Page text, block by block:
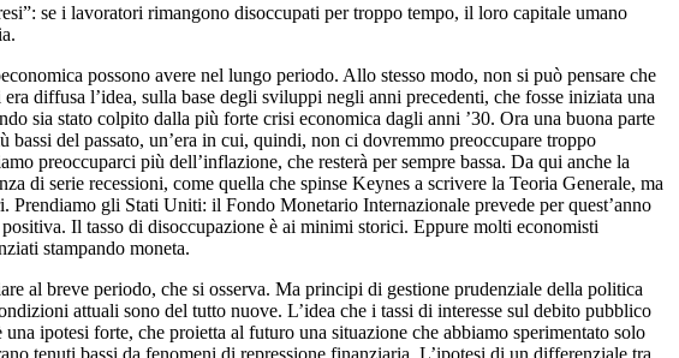
se i lavoratori rimangono disoccupati per troppo tempo, il loro capitale umano
possono avere nel lungo periodo. Allo stesso modo, non si può pensare che
diffusa l’idea, sulla base degli sviluppi negli anni precedenti, che fosse iniziata una
sia stato colpito dalla più forte crisi economica dagli anni ’30. Ora una buona parte
bassi del passato, un’era in cui, quindi, non ci dovremmo preoccupare troppo
preoccuparci più dell’inflazione, che resterà per sempre bassa. Da qui anche la
di serie recessioni, come quella che spinse Keynes a scrivere la Teoria Generale, ma
Prendiamo gli Stati Uniti: il Fondo Monetario Internazionale prevede per quest’anno
Il tasso di disoccupazione è ai minimi storici. Eppure molti economisti
stampando moneta.
al breve periodo, che si osserva. Ma principi di gestione prudenziale della politica
attuali sono del tutto nuove. L’idea che i tassi di interesse sul debito pubblico
ipotesi forte, che proietta al futuro una situazione che abbiamo sperimentato solo
tenuti bassi da fenomeni di repressione finanziaria. L’ipotesi di un differenziale tra